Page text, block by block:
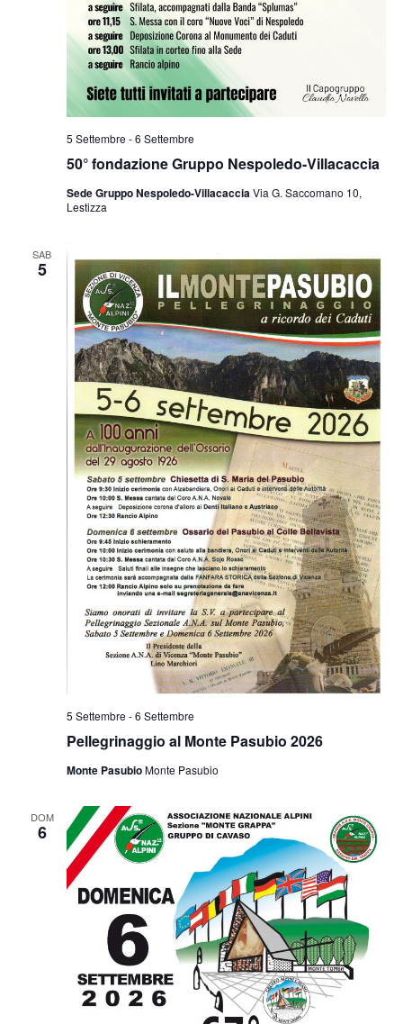
50° fondazione Gruppo Nespoledo-Villacaccia
5 Settembre -6 Settembre
Sede Gruppo Nespoledo-VillacacciaVia G. Saccomano 10,
Lestizza
SAB
5
Pellegrinaggio al Monte Pasubio 2026
5 Settembre -6 Settembre
Monte PasubioMonte Pasubio
DOM
6